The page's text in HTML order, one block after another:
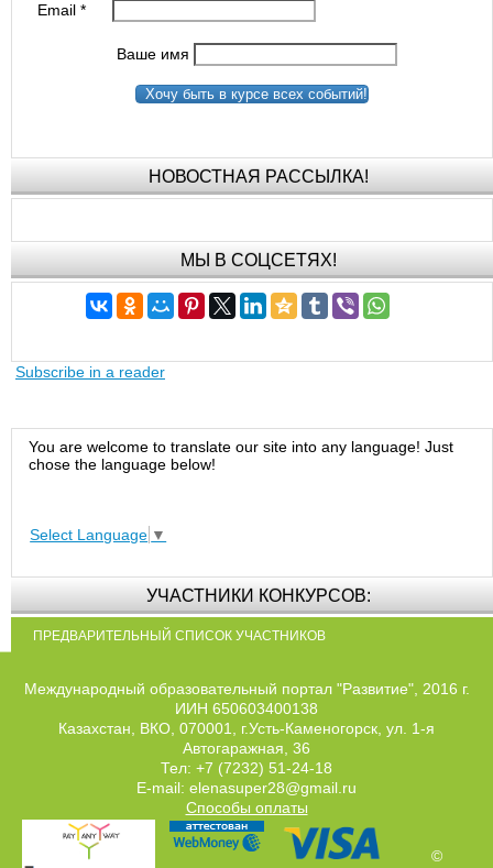
Email*
Ваше имя
Хочу быть в курсе всех событий!
НОВОСТНАЯ РАССЫЛКА!
МЫ В СОЦСЕТЯХ!
Subscribe in a reader
You are welcome to translate our site into any language! Just
chose the language below!
Select Language ▼
УЧАСТНИКИ КОНКУРСОВ:
ПРЕДВАРИТЕЛЬНЫЙ СПИСОК УЧАСТНИКОВ
Международный образовательный портал "Развитие", 2016 г.
ИИН 650603400138
Казахстан, ВКО, 070001, г.Усть-Каменогорск, ул. 1-я
Автогаражная, 36
Тел: +7 (7232) 51-24-18
E-mail: elenasuper28@gmail.ru
Способы оплаты
©